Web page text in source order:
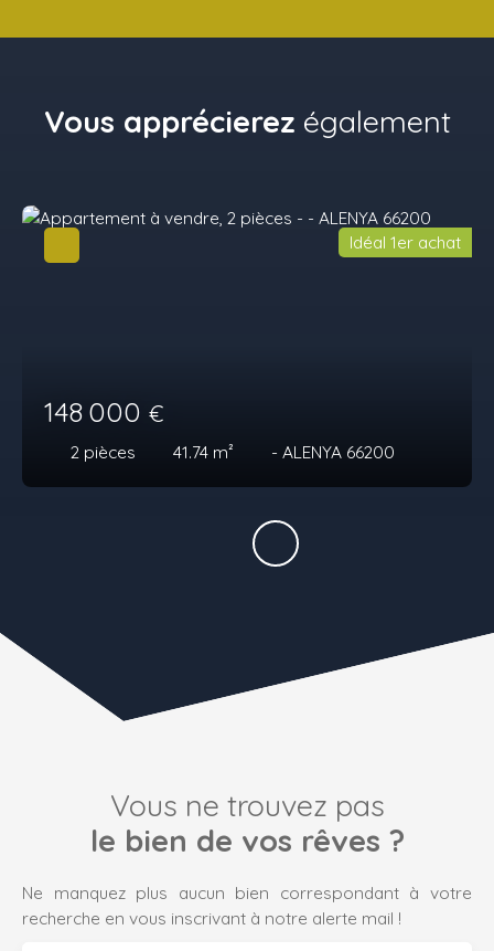
Vous apprécierez également
148 000 €
2 pièces 41.74 m² - ALENYA 66200
Idéal 1er achat
Vous ne trouvez pas
le bien de vos rêves ?
Ne manquez plus aucun bien correspondant à votre
recherche en vous inscrivant à notre alerte mail !